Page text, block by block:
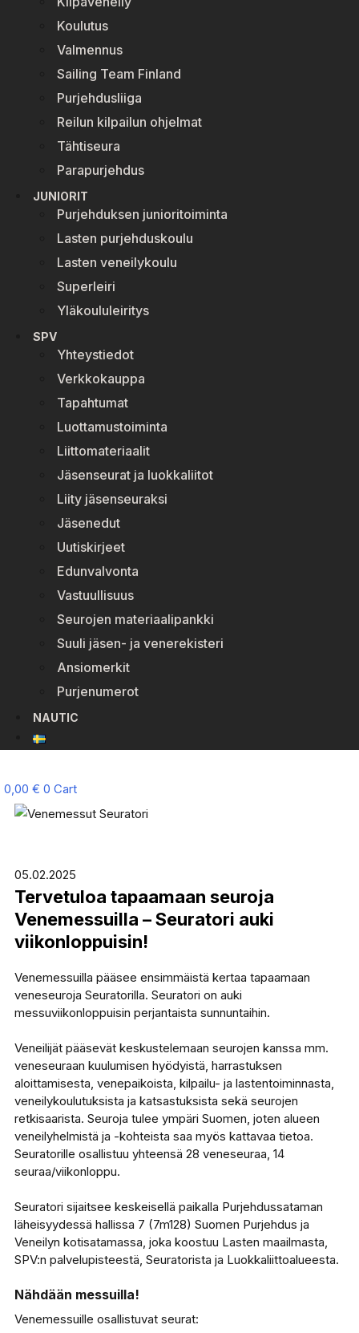
Koulutus
Valmennus
Sailing Team Finland
Purjehdusliiga
Reilun kilpailun ohjelmat
Tähtiseura
Parapurjehdus
JUNIORIT
Purjehduksen junioritoiminta
Lasten purjehduskoulu
Lasten veneilykoulu
Superleiri
Yläkoululeiritys
SPV
Yhteystiedot
Verkkokauppa
Tapahtumat
Luottamustoiminta
Liittomateriaalit
Jäsenseurat ja luokkaliitot
Liity jäsenseuraksi
Jäsenedut
Uutiskirjeet
Edunvalvonta
Vastuullisuus
Seurojen materiaalipankki
Suuli jäsen- ja venerekisteri
Ansiomerkit
Purjenumerot
NAUTIC
0,00 € 0 Cart
05.02.2025
Tervetuloa tapaamaan seuroja
Venemessuilla – Seuratori auki
viikonloppuisin!
Venemessuilla pääsee ensimmäistä kertaa tapaamaan
veneseuroja Seuratorilla. Seuratori on auki
messuviikonloppuisin perjantaista sunnuntaihin.
Veneilijät pääsevät keskustelemaan seurojen kanssa mm.
veneseuraan kuulumisen hyödyistä, harrastuksen
aloittamisesta, venepaikoista, kilpailu- ja lastentoiminnasta,
veneilykoulutuksista ja katsastuksista sekä seurojen
retkisaarista. Seuroja tulee ympäri Suomen, joten alueen
veneilyhelmistä ja -kohteista saa myös kattavaa tietoa.
Seuratorille osallistuu yhteensä 28 veneseuraa, 14
seuraa/viikonloppu.
Seuratori sijaitsee keskeisellä paikalla Purjehdussataman
läheisyydessä hallissa 7 (7m128) Suomen Purjehdus ja
Veneilyn kotisatamassa, joka koostuu Lasten maailmasta,
SPV:n palvelupisteestä, Seuratorista ja Luokkaliittoalueesta.
Nähdään messuilla!
Venemessuille osallistuvat seurat: